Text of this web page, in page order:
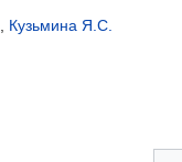
, Кузьмина Я.С.